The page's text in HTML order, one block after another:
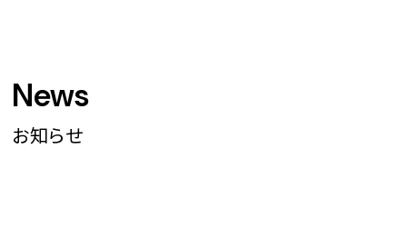
News
お知らせ